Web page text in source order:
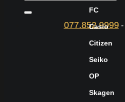
077.852.9999-
FC
Casio
Citizen
Seiko
OP
Skagen